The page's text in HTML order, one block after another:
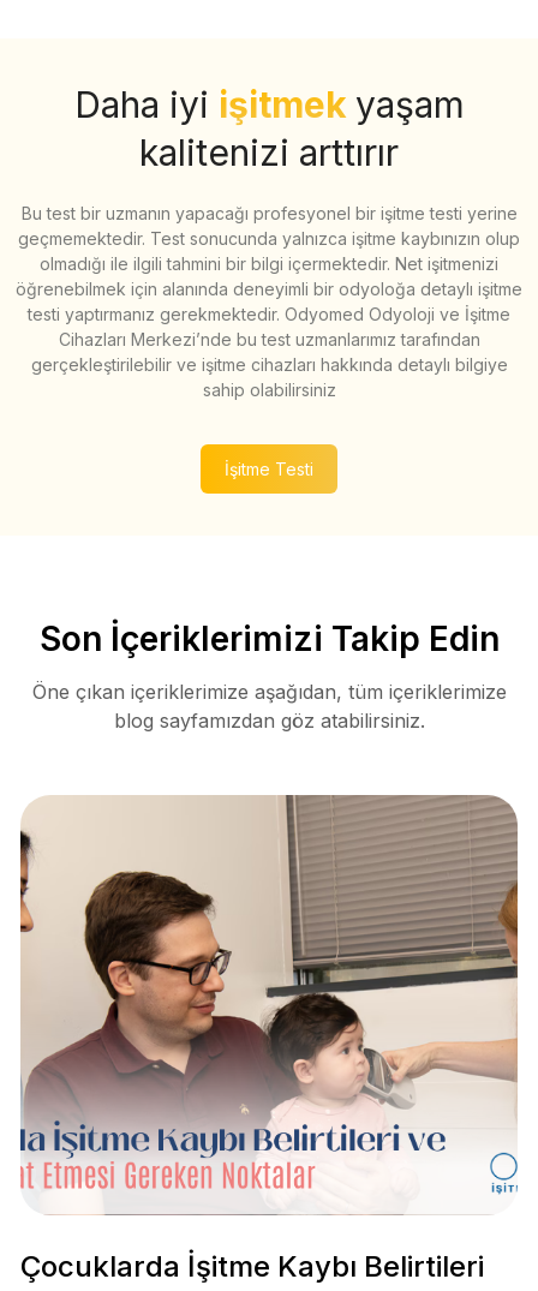
Daha iyi işitmek yaşam
kalitenizi arttırır
Bu test bir uzmanın yapacağı profesyonel bir işitme testi yerine
geçmemektedir. Test sonucunda yalnızca işitme kaybınızın olup
olmadığı ile ilgili tahmini bir bilgi içermektedir. Net işitmenizi
öğrenebilmek için alanında deneyimli bir odyoloğa detaylı işitme
testi yaptırmanız gerekmektedir. Odyomed Odyoloji ve İşitme
Cihazları Merkezi’nde bu test uzmanlarımız tarafından
gerçekleştirilebilir ve işitme cihazları hakkında detaylı bilgiye
sahip olabilirsiniz
İşitme Testi
Son İçeriklerimizi Takip Edin
Öne çıkan içeriklerimize aşağıdan, tüm içeriklerimize
blog sayfamızdan göz atabilirsiniz.
Çocuklarda İşitme Kaybı Belirtileri